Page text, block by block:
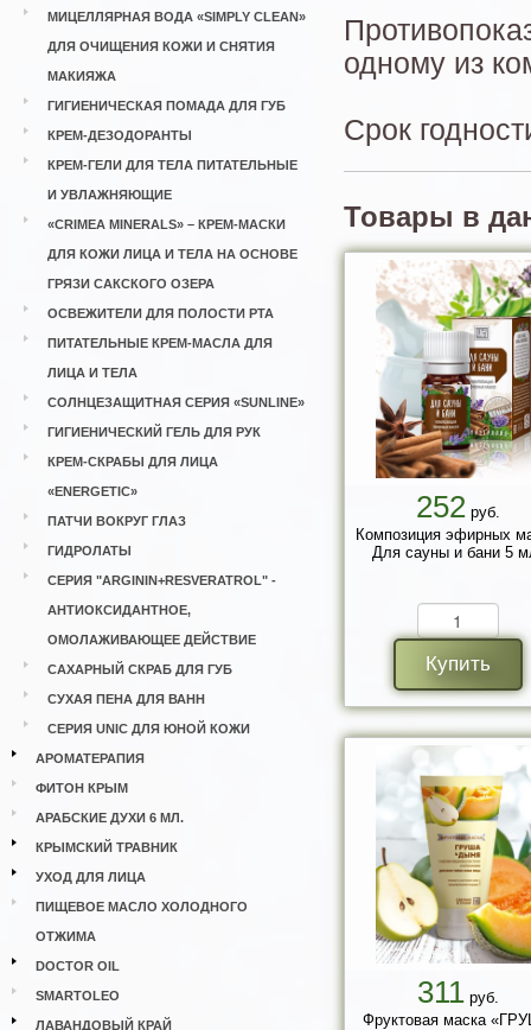
МИЦЕЛЛЯРНАЯ ВОДА «SIMPLY CLEAN»
ДЛЯ ОЧИЩЕНИЯ КОЖИ И СНЯТИЯ
МАКИЯЖА
ГИГИЕНИЧЕСКАЯ ПОМАДА ДЛЯ ГУБ
КРЕМ-ДЕЗОДОРАНТЫ
КРЕМ-ГЕЛИ ДЛЯ ТЕЛА ПИТАТЕЛЬНЫЕ
И УВЛАЖНЯЮЩИЕ
«CRIMEA MINERALS» – КРЕМ-МАСКИ
ДЛЯ КОЖИ ЛИЦА И ТЕЛА НА ОСНОВЕ
ГРЯЗИ САКСКОГО ОЗЕРА
ОСВЕЖИТЕЛИ ДЛЯ ПОЛОСТИ РТА
ПИТАТЕЛЬНЫЕ КРЕМ-МАСЛА ДЛЯ
ЛИЦА И ТЕЛА
СОЛНЦЕЗАЩИТНАЯ СЕРИЯ «SUNLINE»
ГИГИЕНИЧЕСКИЙ ГЕЛЬ ДЛЯ РУК
КРЕМ-СКРАБЫ ДЛЯ ЛИЦА
«ENERGETIC»
ПАТЧИ ВОКРУГ ГЛАЗ
ГИДРОЛАТЫ
СЕРИЯ "ARGININ+RESVERATROL" -
АНТИОКСИДАНТНОЕ,
ОМОЛАЖИВАЮЩЕЕ ДЕЙСТВИЕ
САХАРНЫЙ СКРАБ ДЛЯ ГУБ
СУХАЯ ПЕНА ДЛЯ ВАНН
СЕРИЯ UNIC ДЛЯ ЮНОЙ КОЖИ
АРОМАТЕРАПИЯ
ФИТОН КРЫМ
АРАБСКИЕ ДУХИ 6 МЛ.
КРЫМСКИЙ ТРАВНИК
УХОД ДЛЯ ЛИЦА
ПИЩЕВОЕ МАСЛО ХОЛОДНОГО
ОТЖИМА
DOCTOR OIL
SMARTOLEO
ЛАВАНДОВЫЙ КРАЙ
одному из
Срок
Товары в
252руб.
Композиция эфирных
Для сауны и бани 5
Купить
311руб.
Фруктовая маска